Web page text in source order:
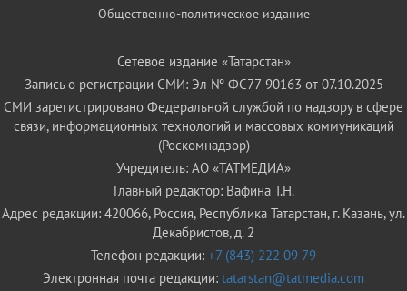
Общественно-политическое издание
Сетевое издание «Татарстан»
Запись о регистрации СМИ: Эл № ФС77-90163 от 07.10.2025
СМИ зарегистрировано Федеральной службой по надзору в сфере
связи, информационных технологий и массовых коммуникаций
(Роскомнадзор)
Учредитель: АО «ТАТМЕДИА»
Главный редактор: Вафина Т.Н.
Адрес редакции: 420066, Россия, Республика Татарстан, г. Казань, ул.
Декабристов, д. 2
Телефон редакции: +7 (843) 222 09 79
Электронная почта редакции: tatarstan@tatmedia.com